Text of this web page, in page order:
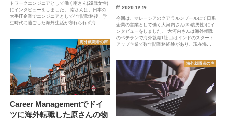
トワークエンジニアとして働く南さん(29歳女性)
にインタビューをしました。 南さんは、日本の
大手IT企業でエンジニアとして4年間勤務後、学
生時代に過ごした海外生活が忘れられず海…
2020.12.19
今回は、マレーシアのクアラルンプールにて日系
企業の営業として働く大河内さん(35歳男性)にイ
ンタビューをしました。 大河内さんは海外就職
のベテランで海外就職1社目はインドのスタート
アップ企業で数年間業務経験があり、現在海…
海外就職者の声
Career Managementでドイ
ツに海外転職した原さんの物
海外就職者の声